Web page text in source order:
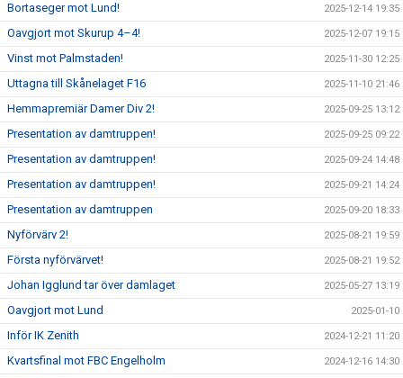
Bortaseger mot Lund! 2025-12-14 19:35
Oavgjort mot Skurup 4–4! 2025-12-07 19:15
Vinst mot Palmstaden! 2025-11-30 12:25
Uttagna till Skånelaget F16 2025-11-10 21:46
Hemmapremiär Damer Div 2! 2025-09-25 13:12
Presentation av damtruppen! 2025-09-25 09:22
Presentation av damtruppen! 2025-09-24 14:48
Presentation av damtruppen! 2025-09-21 14:24
Presentation av damtruppen 2025-09-20 18:33
Nyförvärv 2! 2025-08-21 19:59
Första nyförvärvet! 2025-08-21 19:52
Johan Igglund tar över damlaget 2025-05-27 13:19
Oavgjort mot Lund 2025-01-10
Inför IK Zenith 2024-12-21 11:20
Kvartsfinal mot FBC Engelholm 2024-12-16 14:30